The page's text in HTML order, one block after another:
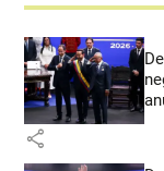
share